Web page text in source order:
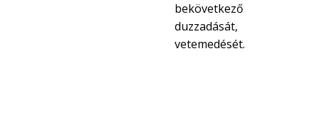
bekövetkező
duzzadását,
vetemedését.